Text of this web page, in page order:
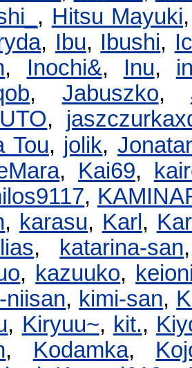
, Hitsu Mayuki
, Ibu, Ibushi,
, Inochi&, Inu,
, Jabuszko,
,
Tou, jolik,
, Kai69,
,
, karasu, Karl ,
, katarina-san
, kazuuko,
niisan, kimi-san,
, Kiryuu~, kit.,
, Kodamka,